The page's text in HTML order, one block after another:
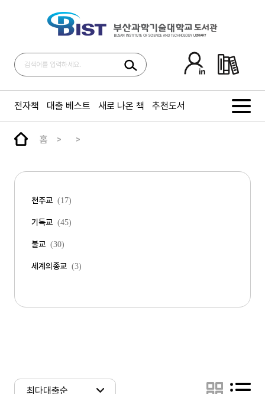
전자책 대출 베스트 새로 나온 책 추천도서
홈
천주교 (17)
기독교 (45)
불교 (30)
세계의종교 (3)